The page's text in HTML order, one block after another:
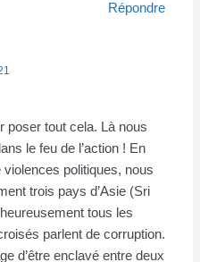
Répondre
poser tout cela. Là nous
le feu de l’action ! En
politiques, nous
trois pays d’Asie (Sri
tous les
parlent de corruption.
d’être enclavé entre deux